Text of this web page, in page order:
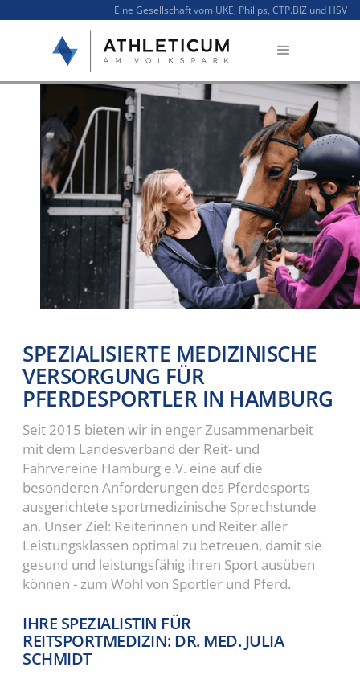
Eine Gesellschaft vom UKE, Philips, CTP.BIZ und HSV
SPEZIALISIERTE MEDIZINISCHE
VERSORGUNG FÜR
PFERDESPORTLER IN HAMBURG
Seit 2015 bieten wir in enger Zusammenarbeit
mit dem Landesverband der Reit- und
Fahrvereine Hamburg e.V. eine auf die
besonderen Anforderungen des Pferdesports
ausgerichtete sportmedizinische Sprechstunde
an. Unser Ziel: Reiterinnen und Reiter aller
Leistungsklassen optimal zu betreuen, damit sie
gesund und leistungsfähig ihren Sport ausüben
können - zum Wohl von Sportler und Pferd.
IHRE SPEZIALISTIN FÜR
REITSPORTMEDIZIN: DR. MED. JULIA
SCHMIDT